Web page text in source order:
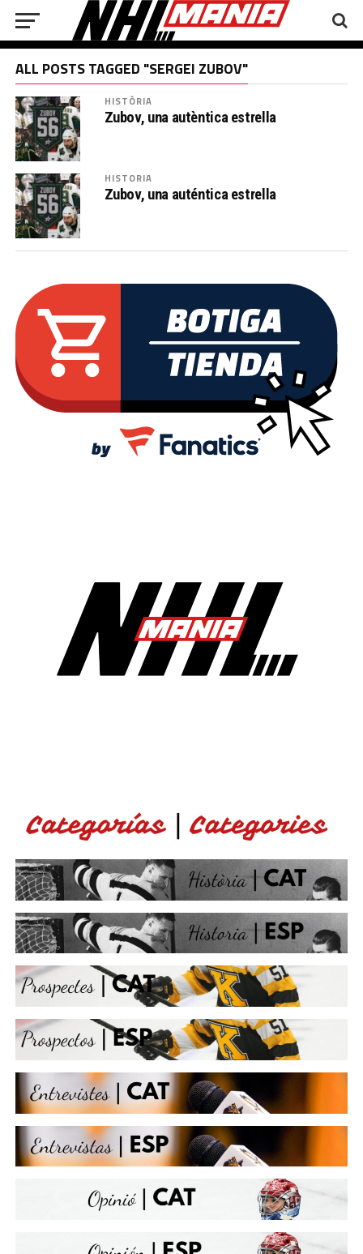
ALL POSTS TAGGED "SERGEI ZUBOV"
HISTÒRIA
Zubov, una autèntica estrella
HISTORIA
Zubov, una auténtica estrella